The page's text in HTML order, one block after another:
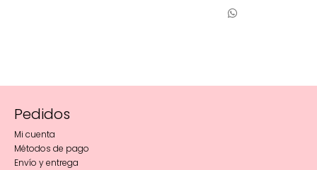
Pedidos
Mi cuenta
Métodos de pago
Envío y entrega